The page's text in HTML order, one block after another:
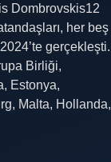
Dombrovskis12
her beş
gerçekleşti.
Birliği,
Estonya,
Malta, Hollanda,